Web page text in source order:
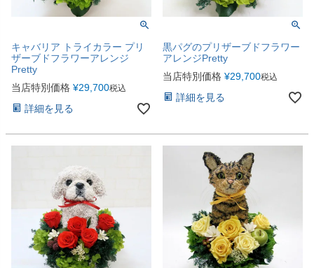
キャバリア トライカラー プリ
ザーブドフラワーアレンジ
Pretty
当店特別価格 ¥29,700税込
詳細を見る
黒パグのプリザーブドフラワー
アレンジPretty
当店特別価格 ¥29,700税込
詳細を見る